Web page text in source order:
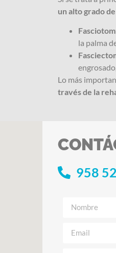
un alto grado
la palma
Lo más
través de la
958